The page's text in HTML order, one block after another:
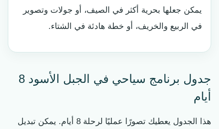
يمكن جعلها بحرية أكثر في الصيف، أو جولات وتصوير
في الربيع والخريف، أو خطة هادئة في الشتاء.
جدول برنامج سياحي في الجبل الأسود 8
أيام
هذا الجدول يعطيك تصورًا عمليًا لرحلة 8 أيام. يمكن تبديل